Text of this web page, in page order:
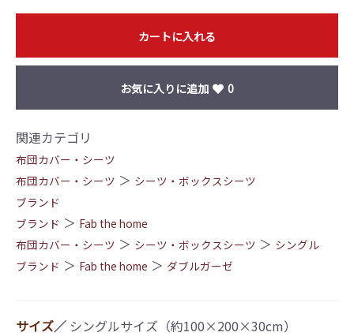
カートに入れる
お気に入りに追加 0
関連カテゴリ
布団カバー・シーツ
布団カバー・シーツ ＞ シーツ・ボックスシーツ
ブランド
ブランド ＞ Fab the home
布団カバー・シーツ ＞ シーツ・ボックスシーツ ＞ シングル
ブランド ＞ Fab the home ＞ ダブルガーゼ
サイズ／ シングルサイズ（約100×200×30cm）